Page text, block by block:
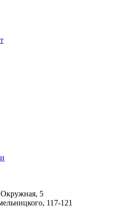
Окружная, 5
117-121